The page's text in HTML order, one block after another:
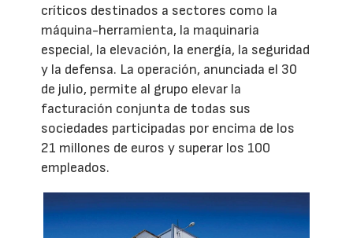
críticos destinados a sectores como la
máquina-herramienta, la maquinaria
especial, la elevación, la energía, la seguridad
y la defensa. La operación, anunciada el 30
de julio, permite al grupo elevar la
facturación conjunta de todas sus
sociedades participadas por encima de los
21 millones de euros y superar los 100
empleados.